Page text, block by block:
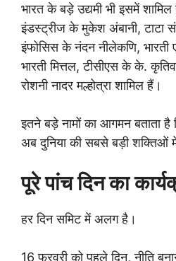
भारत के बड़े उद्यमी भी इसमें
इंडस्ट्रीज के मुकेश अंबानी,
इंफोसिस के नंदन नीलेकणि,
भारती मित्तल, टीसीएस के के.
रोशनी नादर मल्होत्रा शामिल हैं।
इतने बड़े नामों का आगमन बताता
अब दुनिया की सबसे बड़ी शक्तिओं
पूरे पांच दिन का
हर दिन समिट में अलग है।
16 फरवरी को पहले दिन, नीति